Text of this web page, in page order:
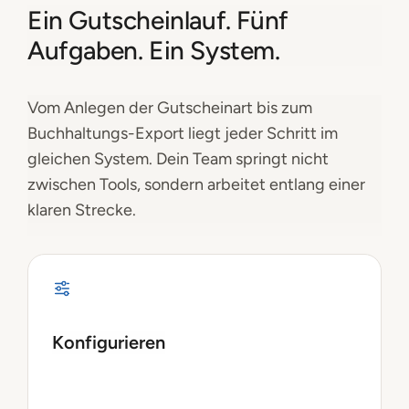
Ein Gutscheinlauf. Fünf
Aufgaben. Ein System.
Vom Anlegen der Gutscheinart bis zum
Buchhaltungs-Export liegt jeder Schritt im
gleichen System. Dein Team springt nicht
zwischen Tools, sondern arbeitet entlang einer
klaren Strecke.
Konfigurieren